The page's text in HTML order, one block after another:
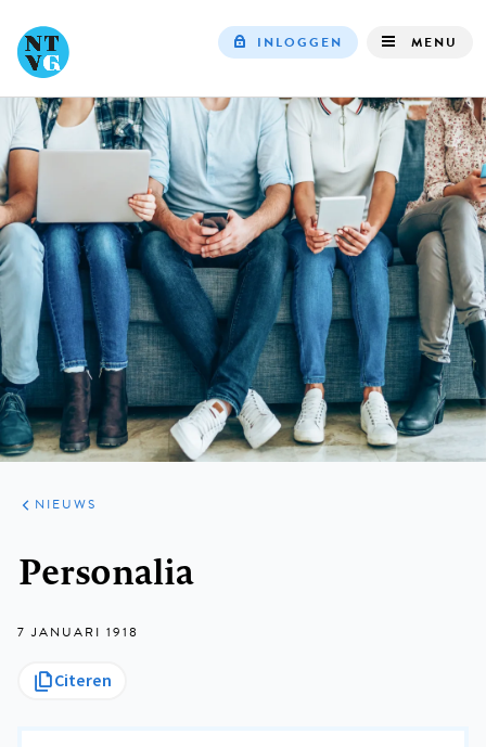
navigation
INLOGGEN MENU
ARTIKELEN
HET
KORT
NIEUWS
Personalia
7 JANUARI 1918
Citeren